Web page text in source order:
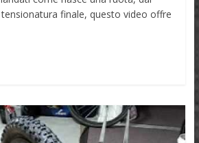
finale, questo video offre